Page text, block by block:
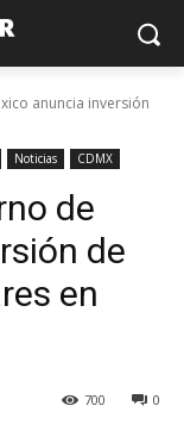
anuncia inversión
Noticias CDMX
de
de
en
0
700